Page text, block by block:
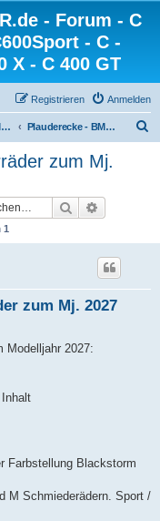
- Forum - C
- C -
X - C 400 GT
Anmelden
Registrieren
Plauderecke - BMW-MAXI-SCOOTER.de Plauderecke - BMW-MAXI-SCOOTER.de
zum Mj.
Suche
1
zum Mj. 2027
Modelljahr 2027:
Farbstellung Blackstorm
M Schmiederädern. Sport /